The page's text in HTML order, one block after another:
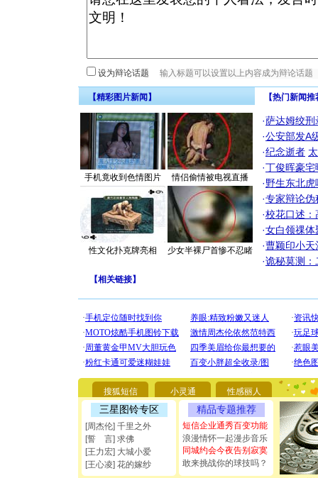
设为辩论话题
【精彩图片新闻】
手机竟收到色情图片 情侣偷情被电视直播
性文化扑克牌亮相 少女半裸尸首惨不忍睹
【热门新闻
·萨达姆绞刑
·公安部发A
·纪念逝者
·丁俊晖豪
·野生东北
·专家辩论伪
·校花口述：
·女白领祼体
·曹颖印小天
·诡秘莫测：
【相关链接】
搜狐短信 小灵通 性感丽人
三星图铃专区
[周杰伦] 千里之外
[誓 言] 求佛
[王力宏] 大城小爱
[王心凌] 花的嫁纱
精品专题推荐
短信企业通秀百变功能
浪漫情怀一起漫步音乐
同城约会今夜告别寂寞
敢来挑战你的球技吗？
[圣诞节]
能正大
都要快乐
[圣诞节]
如意,快
[元旦]看
断电。
你是我专
[元旦]如
起；二是
离。水晶
[元旦]当
泣，这痛
卖了。水